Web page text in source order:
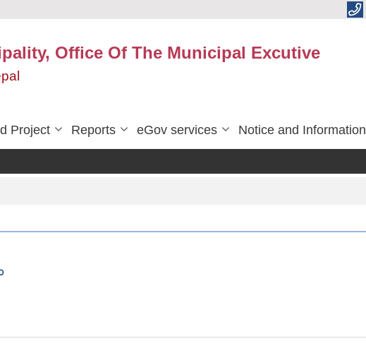
Office Of The Municipal Excutive
Project Reports eGov services Notice and Information